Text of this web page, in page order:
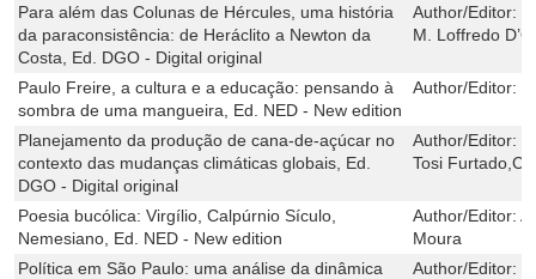
Para além das Colunas de Hércules, uma história
da paraconsistência: de Heráclito a Newton da
Costa, Ed. DGO - Digital original
Author/Editor:
M. Loffredo
Paulo Freire, a cultura e a educação: pensando à
sombra de uma mangueira, Ed. NED - New edition
Author/Editor:
Planejamento da produção de cana-de-açúcar no
contexto das mudanças climáticas globais, Ed.
DGO - Digital original
Author/Editor:
Tosi
Poesia bucólica: Virgílio, Calpúrnio Sículo,
Nemesiano, Ed. NED - New edition
Author/Editor:
Moura
Política em São Paulo: uma análise da dinâmica
Author/Editor: